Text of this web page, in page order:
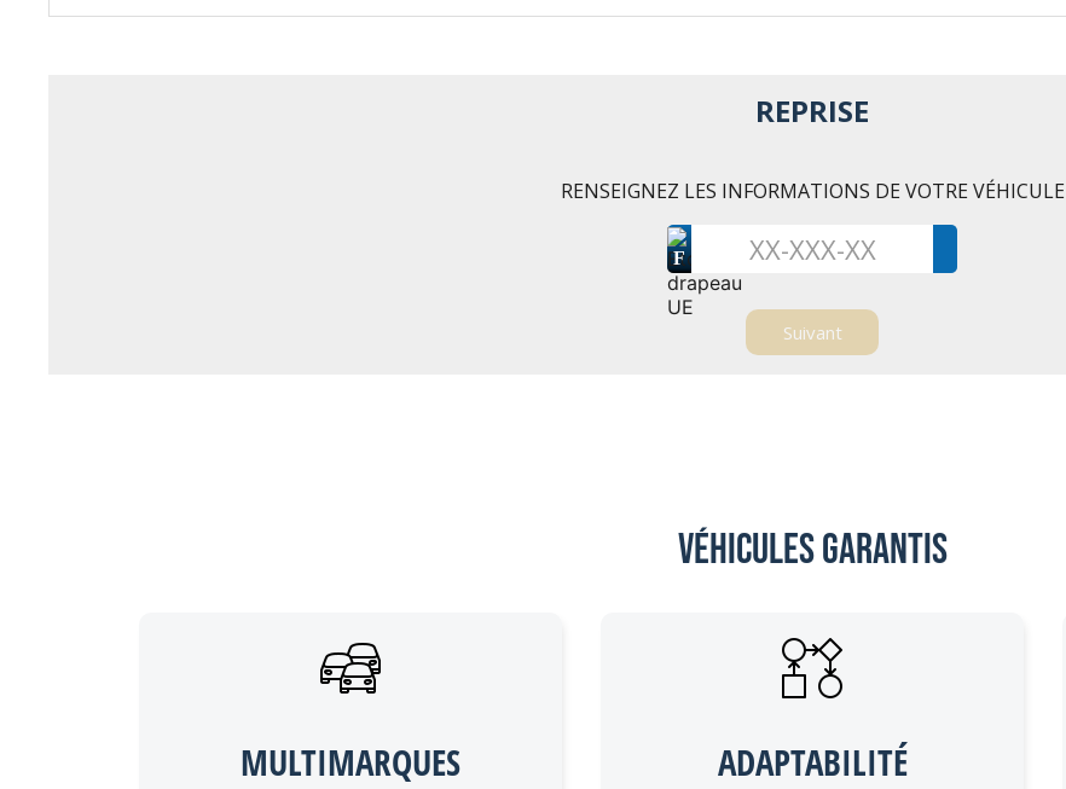
REPRISE
RENSEIGNEZ LES INFORMATIONS DE VOTRE VÉHICULE
F
Véhicules garantis
MULTIMARQUES ADAPTABILITÉ